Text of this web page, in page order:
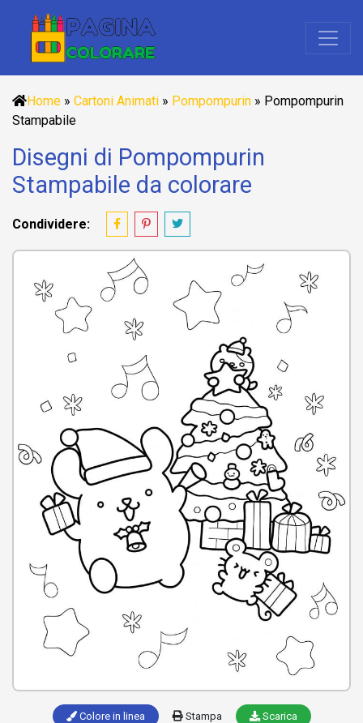
Home » Cartoni Animati » Pompompurin » Pompompurin
Stampabile
Disegni di Pompompurin
Stampabile da colorare
Condividere:
Colore in linea Stampa Scarica